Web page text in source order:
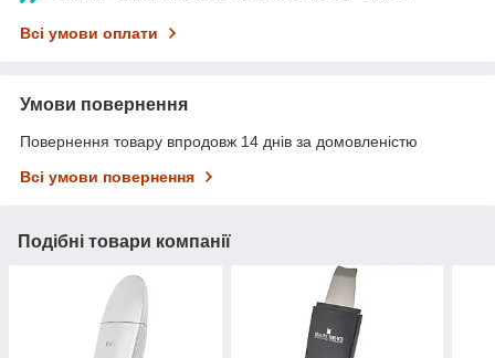
Всі умови оплати
Умови повернення
Повернення товару впродовж 14 днів за домовленістю
Всі умови повернення
Подібні товари компанії